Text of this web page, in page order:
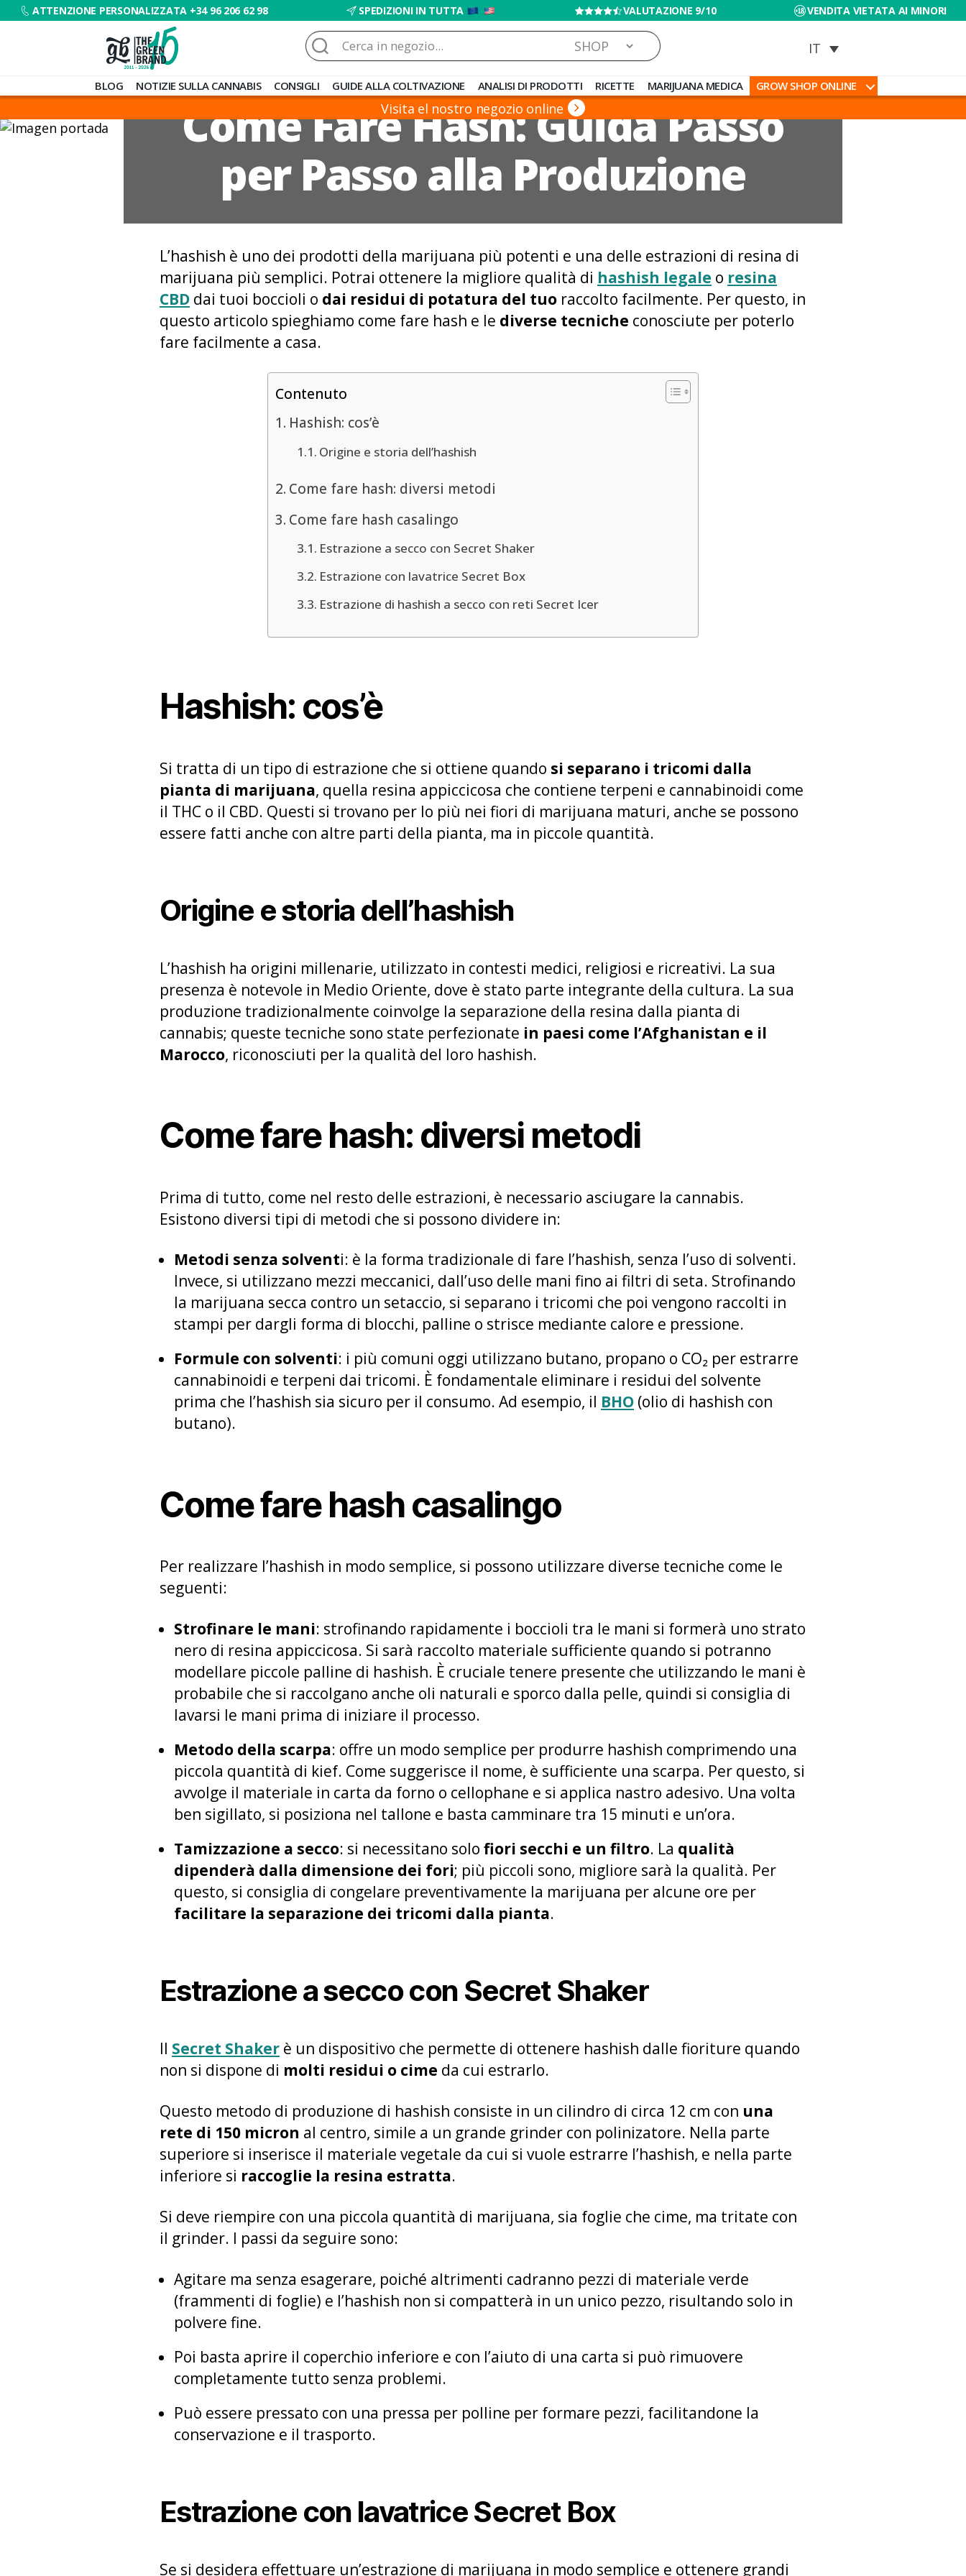
ATTENZIONE PERSONALIZZATA +34 96 206 62 98 SPEDIZIONI IN TUTTA VALUTAZIONE 9/10 VENDITA VIETATA AI MINORI
de
Barato
Cerca:
BLOG NOTIZIE SULLA CANNABIS CONSIGLI GUIDE ALLA COLTIVAZIONE ANALISI DI PRODOTTI RICETTE MARIJUANA MEDICA GROW SHOP ONLINE
Visita el nostro negozio online
Come Fare Hash: Guida Passo
per Passo alla Produzione
L’hashish è uno dei prodotti della marijuana più potenti e una delle estrazioni di resina di
marijuana più semplici. Potrai ottenere la migliore qualità di hashish legale o resina
CBD dai tuoi boccioli o dai residui di potatura del tuo raccolto facilmente. Per questo, in
questo articolo spieghiamo come fare hash e le diverse tecniche conosciute per poterlo
fare facilmente a casa.
Contenuto
Hashish: cos’è
Origine e storia dell’hashish
Come fare hash: diversi metodi
Come fare hash casalingo
Estrazione a secco con Secret Shaker
Estrazione con lavatrice Secret Box
Estrazione di hashish a secco con reti Secret Icer
Hashish: cos’è
Si tratta di un tipo di estrazione che si ottiene quando si separano i tricomi dalla
pianta di marijuana, quella resina appiccicosa che contiene terpeni e cannabinoidi come
il THC o il CBD. Questi si trovano per lo più nei fiori di marijuana maturi, anche se possono
essere fatti anche con altre parti della pianta, ma in piccole quantità.
Origine e storia dell’hashish
L’hashish ha origini millenarie, utilizzato in contesti medici, religiosi e ricreativi. La sua
presenza è notevole in Medio Oriente, dove è stato parte integrante della cultura. La sua
produzione tradizionalmente coinvolge la separazione della resina dalla pianta di
cannabis; queste tecniche sono state perfezionate in paesi come l’Afghanistan e il
Marocco, riconosciuti per la qualità del loro hashish.
Come fare hash: diversi metodi
Prima di tutto, come nel resto delle estrazioni, è necessario asciugare la cannabis.
Esistono diversi tipi di metodi che si possono dividere in:
Metodi senza solventi: è la forma tradizionale di fare l’hashish, senza l’uso di solventi.
Invece, si utilizzano mezzi meccanici, dall’uso delle mani fino ai filtri di seta. Strofinando
la marijuana secca contro un setaccio, si separano i tricomi che poi vengono raccolti in
stampi per dargli forma di blocchi, palline o strisce mediante calore e pressione.
Formule con solventi: i più comuni oggi utilizzano butano, propano o CO₂ per estrarre
cannabinoidi e terpeni dai tricomi. È fondamentale eliminare i residui del solvente
prima che l’hashish sia sicuro per il consumo. Ad esempio, il BHO (olio di hashish con
butano).
Come fare hash casalingo
Per realizzare l’hashish in modo semplice, si possono utilizzare diverse tecniche come le
seguenti:
Strofinare le mani: strofinando rapidamente i boccioli tra le mani si formerà uno strato
nero di resina appiccicosa. Si sarà raccolto materiale sufficiente quando si potranno
modellare piccole palline di hashish. È cruciale tenere presente che utilizzando le mani è
probabile che si raccolgano anche oli naturali e sporco dalla pelle, quindi si consiglia di
lavarsi le mani prima di iniziare il processo.
Metodo della scarpa: offre un modo semplice per produrre hashish comprimendo una
piccola quantità di kief. Come suggerisce il nome, è sufficiente una scarpa. Per questo, si
avvolge il materiale in carta da forno o cellophane e si applica nastro adesivo. Una volta
ben sigillato, si posiziona nel tallone e basta camminare tra 15 minuti e un’ora.
Tamizzazione a secco: si necessitano solo fiori secchi e un filtro. La qualità
dipenderà dalla dimensione dei fori; più piccoli sono, migliore sarà la qualità. Per
questo, si consiglia di congelare preventivamente la marijuana per alcune ore per
facilitare la separazione dei tricomi dalla pianta.
Estrazione a secco con Secret Shaker
Il Secret Shaker è un dispositivo che permette di ottenere hashish dalle fioriture quando
non si dispone di molti residui o cime da cui estrarlo.
Questo metodo di produzione di hashish consiste in un cilindro di circa 12 cm con una
rete di 150 micron al centro, simile a un grande grinder con polinizatore. Nella parte
superiore si inserisce il materiale vegetale da cui si vuole estrarre l’hashish, e nella parte
inferiore si raccoglie la resina estratta.
Si deve riempire con una piccola quantità di marijuana, sia foglie che cime, ma tritate con
il grinder. I passi da seguire sono:
Agitare ma senza esagerare, poiché altrimenti cadranno pezzi di materiale verde
(frammenti di foglie) e l’hashish non si compatterà in un unico pezzo, risultando solo in
polvere fine.
Poi basta aprire il coperchio inferiore e con l’aiuto di una carta si può rimuovere
completamente tutto senza problemi.
Può essere pressato con una pressa per polline per formare pezzi, facilitandone la
conservazione e il trasporto.
Estrazione con lavatrice Secret Box
Se si desidera effettuare un’estrazione di marijuana in modo semplice e ottenere grandi